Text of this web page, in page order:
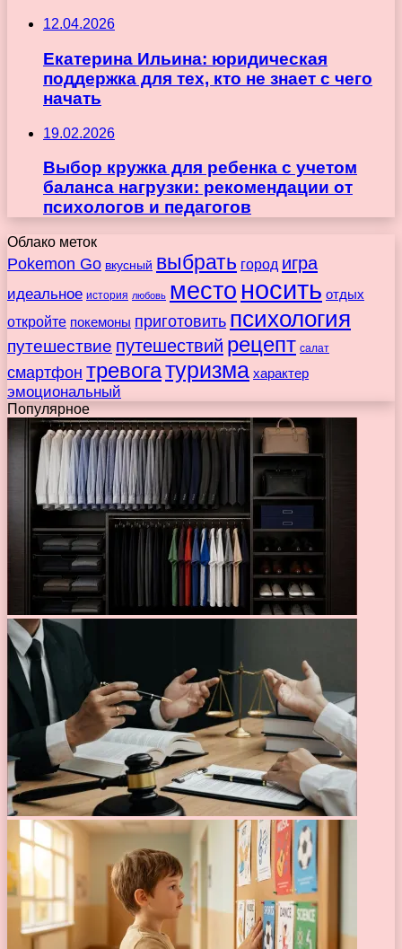
12.04.2026
Екатерина Ильина: юридическая
поддержка для тех, кто не знает с чего
начать
19.02.2026
Выбор кружка для ребенка с учетом
баланса нагрузки: рекомендации от
психологов и педагогов
Облако меток
Pokemon Go вкусный выбрать город игра
идеальное история любовь место носить отдых
откройте покемоны приготовить психология
путешествие путешествий рецепт салат
смартфон тревогатуризма характер
эмоциональный
Популярное